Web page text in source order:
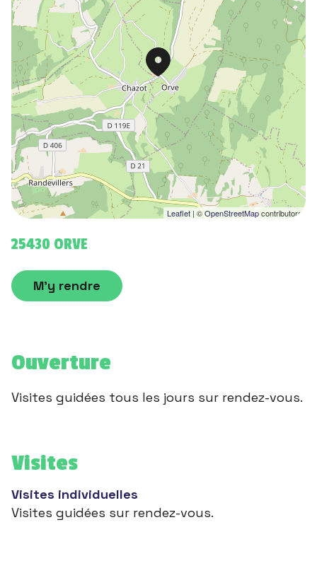
Leaflet | ©OpenStreetMapcontributors
25430 ORVE
M'y rendre
Ouverture
Visites guidées tous les jours sur rendez-vous.
Visites
Visites individuelles
Visites guidées sur rendez-vous.